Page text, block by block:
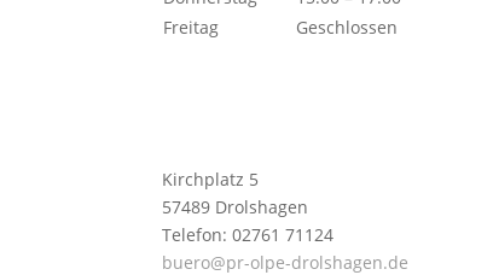
Freitag
Geschlossen
Kirchplatz 5
57489 Drolshagen
Telefon: 02761 71124
buero@pr-olpe-drolshagen.de